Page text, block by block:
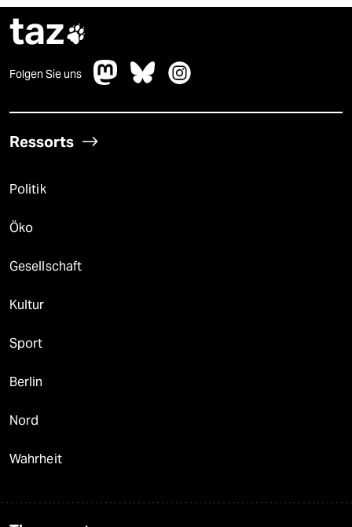
taz
Folgen Sie uns
Ressorts
Politik
Öko
Gesellschaft
Kultur
Sport
Berlin
Nord
Wahrheit